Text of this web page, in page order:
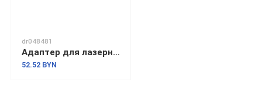
dr048481
Адаптер для лазерного дальномера Bosch Zamo III 1.608.M00.C25 (рулетка)
52.52 BYN